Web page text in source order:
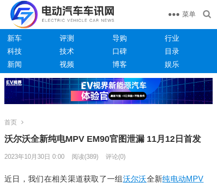
菜单
新车 评测 导购
行业
科技
技术 口碑
目录
新闻
视频 博客 娱乐
首页
沃尔沃全新纯电MPV EM90官图泄漏 11月12日首发
2023年10月30日 0:00 阅读(389) 评论(0)
近日，我们在相关渠道获取了一组 沃尔沃全新纯电动MPV